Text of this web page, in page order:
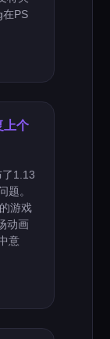
在PS
上个
1.13
题。
游戏
动画
意